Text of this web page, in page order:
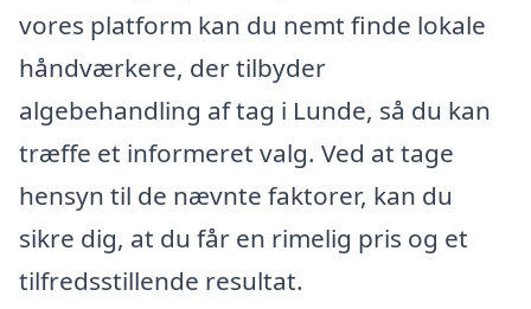
vores platform kan du nemt finde lokale
håndværkere, der tilbyder
algebehandling af tag i Lunde, så du kan
træffe et informeret valg. Ved at tage
hensyn til de nævnte faktorer, kan du
sikre dig, at du får en rimelig pris og et
tilfredsstillende resultat.